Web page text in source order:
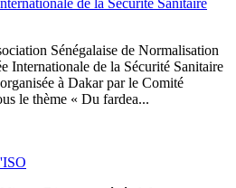
Sénégalaise de Normalisation
Internationale de la Sécurité Sanitaire
à Dakar par le Comité
le thème « Du fardea...